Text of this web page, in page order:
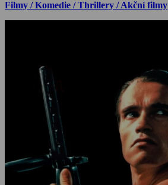
Filmy / Komedie / Thrillery / Akční filmy